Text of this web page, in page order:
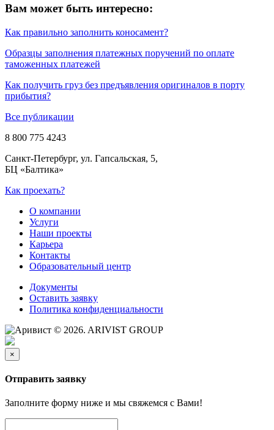
Вам может быть интересно:
Как правильно заполнить коносамент?
Образцы заполнения платежных поручений по оплате
таможенных платежей
Как получить груз без предъявления оригиналов в порту
прибытия?
Все публикации
8 800 775 4243
Санкт-Петербург, ул. Гапсальская, 5,
БЦ «Балтика»
Как проехать?
О компании
Услуги
Наши проекты
Карьера
Контакты
Образовательный центр
Документы
Оставить заявку
Политика конфиденциальности
© 2026. ARIVIST GROUP
×
Отправить заявку
Заполните форму ниже и мы свяжемся с Вами!